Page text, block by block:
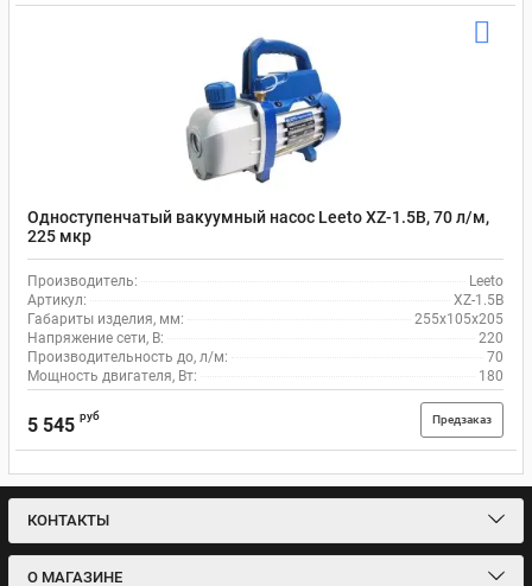
Одноступенчатый вакуумный насос Leeto XZ-1.5B, 70 л/м,
225 мкр
Производитель:
Leeto
Артикул:
XZ-1.5B
Габариты изделия, мм:
255x105x205
Напряжение сети, В:
220
Производительность до, л/м:
70
Мощность двигателя, Вт:
180
5 545 руб Предзаказ
КОНТАКТЫ
О МАГАЗИНЕ